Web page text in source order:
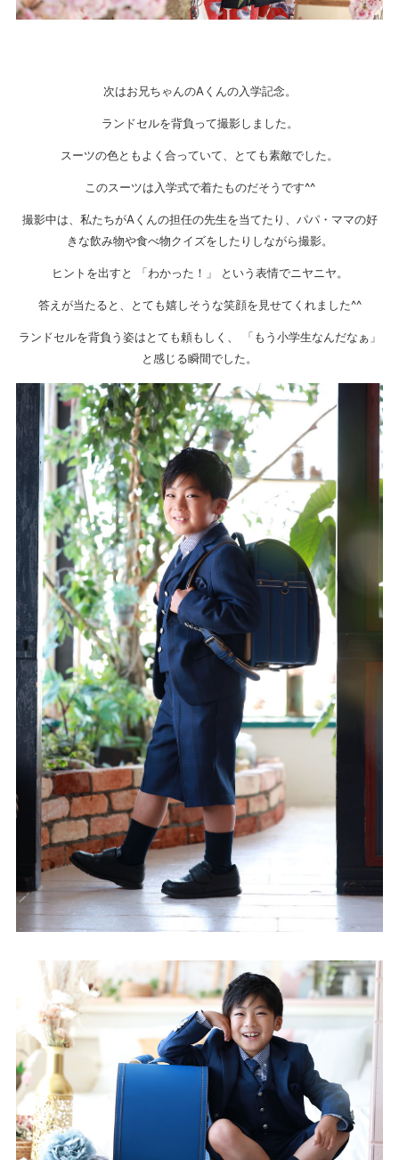
次はお兄ちゃんのAくんの入学記念。
ランドセルを背負って撮影しました。
スーツの色ともよく合っていて、とても素敵でした。
このスーツは入学式で着たものだそうです^^
撮影中は、私たちがAくんの担任の先生を当てたり、パパ・ママの好
きな飲み物や食べ物クイズをしたりしながら撮影。
ヒントを出すと 「わかった！」 という表情でニヤニヤ。
答えが当たると、とても嬉しそうな笑顔を見せてくれました^^
ランドセルを背負う姿はとても頼もしく、 「もう小学生なんだなぁ」
と感じる瞬間でした。